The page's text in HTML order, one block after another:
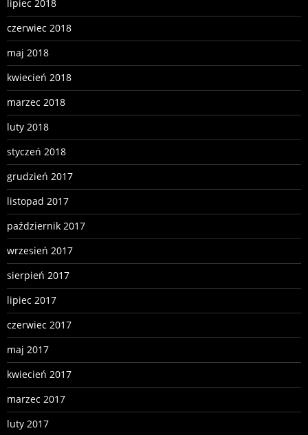
lipiec 2018
czerwiec 2018
maj 2018
kwiecień 2018
marzec 2018
luty 2018
styczeń 2018
grudzień 2017
listopad 2017
październik 2017
wrzesień 2017
sierpień 2017
lipiec 2017
czerwiec 2017
maj 2017
kwiecień 2017
marzec 2017
luty 2017